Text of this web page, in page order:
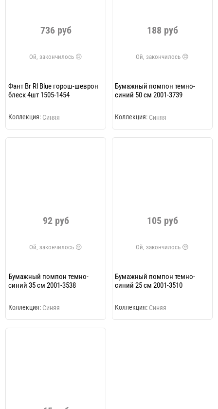
736 руб
Фант Br Rl Blue горош-шеврон
блеск 4шт 1505-1454
Коллекция: Синяя
188 руб
Бумажный помпон темно-
синий 50 см 2001-3739
Коллекция: Синяя
92 руб
Бумажный помпон темно-
синий 35 см 2001-3538
Коллекция: Синяя
105 руб
Бумажный помпон темно-
синий 25 см 2001-3510
Коллекция: Синяя